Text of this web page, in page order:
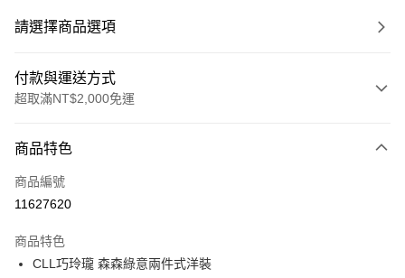
請選擇商品選項
付款與運送方式
超取滿NT$2,000免運
信用卡一次付款
信用卡分期付款
合作金庫商業銀行
華南商業銀行
超商取貨付款
商品特色
商品編號
11627620
商品特色
CLL巧玲瓏 森森綠意兩件式洋裝